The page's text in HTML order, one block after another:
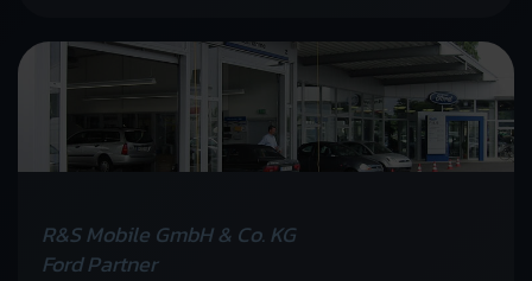
R&S Mobile GmbH & Co. KG
Ford Partner